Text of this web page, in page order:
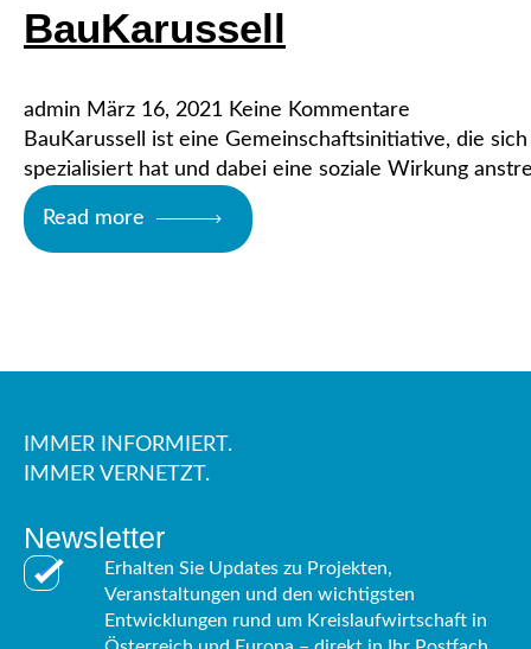
BauKarussell
admin März 16, 2021 Keine Kommentare
BauKarussell ist eine Gemeinschaftsinitiative, die
spezialisiert hat und dabei eine soziale Wirkung
Read more
IMMER INFORMIERT.
IMMER VERNETZT.
Newsletter
Erhalten Sie Updates zu Projekten,
Veranstaltungen und den wichtigsten
Entwicklungen rund um Kreislaufwirtschaft in